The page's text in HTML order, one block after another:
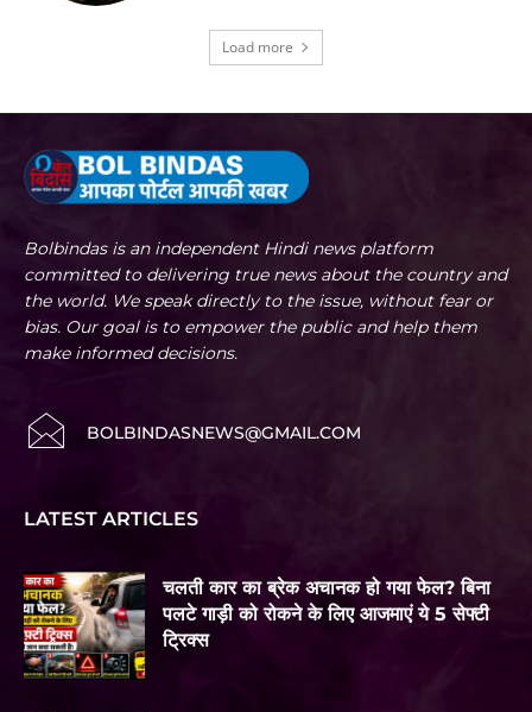
Load more
Bolbindas is an independent Hindi news platform
committed to delivering true news about the country and
the world. We speak directly to the issue, without fear or
bias. Our goal is to empower the public and help them
make informed decisions.
BOLBINDASNEWS@GMAIL.COM
LATEST ARTICLES
चलती कार का ब्रेक अचानक हो गया फेल? बिना
पलटे गाड़ी को रोकने के लिए आजमाएं ये 5 सेफ्टी
ट्रिक्स